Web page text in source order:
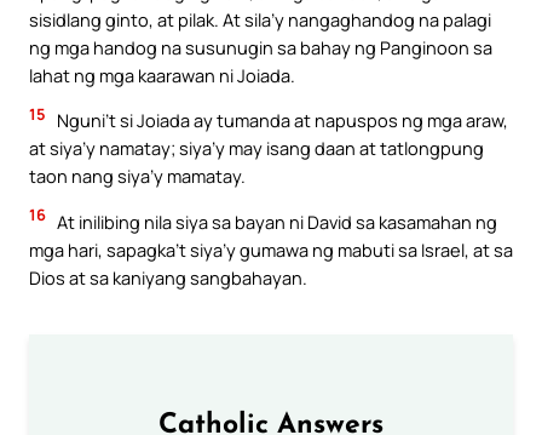
sisidlang ginto, at pilak. At sila’y nangaghandog na palagi
ng mga handog na susunugin sa bahay ng Panginoon sa
lahat ng mga kaarawan ni Joiada.
15
Nguni’t si Joiada ay tumanda at napuspos ng mga araw,
at siya’y namatay; siya’y may isang daan at tatlongpung
taon nang siya’y mamatay.
16 At inilibing nila siya sa bayan ni David sa kasamahan ng
mga hari, sapagka’t siya’y gumawa ng mabuti sa Israel, at sa
Dios at sa kaniyang sangbahayan.
Catholic Answers